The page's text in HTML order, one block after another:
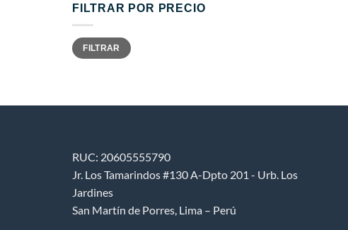
FILTRAR POR PRECIO
Precio
mínimo
Precio
máximo
FILTRAR
RUC: 20605555790
Jr. Los Tamarindos #130 A-Dpto 201 - Urb. Los
Jardines
San Martín de Porres, Lima – Perú